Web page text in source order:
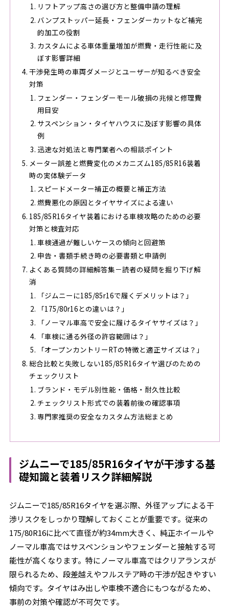
リフトアップ高さの選び方と整備申請の理解
バンプストッパー延長・フェンダーカットなど補完
的加工の役割
カスタムによる車体重量増加が燃費・走行性能に及
ぼす影響詳細
干渉発生時の車両ダメージとユーザーが知るべき安全
対策
フェンダー・フェンダーモール破損の兆候と修理費
用目安
サスペンション・タイヤハウスに及ぼす影響の具体
例
迅速な対処法と専門業者への相談ポイント
メーター誤差と燃費変化のメカニズム――185/85R16装着
時の実体験データ
スピードメーター補正の概要と補正方法
燃費悪化の原因とタイヤサイズによる違い
185/85R16タイヤ装着における車検攻略のための必要
対策と検査対応
車検通過が難しいケースの傾向と回避策
申告・書類手続き時の必要書類と申請例
よくある質問の詳細解答集－読者の疑問を掘り下げ解
消
「ジムニーに185/85r16で履くデメリットは？」
「175/80r16との違いは？」
「ノーマル車高で安全に履けるタイヤサイズは？」
「車検に通る外径の許容範囲は？」
「オープンカントリーRTの特徴と適正サイズは？」
総合比較と失敗しない185/85R16タイヤ選びのための
チェックリスト
ブランド・モデル別性能・価格・耐久性比較
チェックリスト形式での装着前後の確認事項
専門家推奨の安全なカスタム方法総まとめ
ジムニーで185/85R16タイヤが干渉する基
礎知識と装着リスク詳細解説
ジムニーで185/85R16タイヤを選ぶ際、外径アップによる干
渉リスクをしっかり理解しておくことが重要です。従来の
175/80R16に比べて直径が約34mm大きく、純正ホイールや
ノーマル車高ではサスペンションやフェンダーと接触する可
能性が高くなります。特にノーマル車高ではクリアランスが
限られるため、段差越えやフルステア時の干渉が起きやすい
傾向です。タイヤはみ出しや車検不適合にもつながるため、
事前の対策や確認が不可欠です。